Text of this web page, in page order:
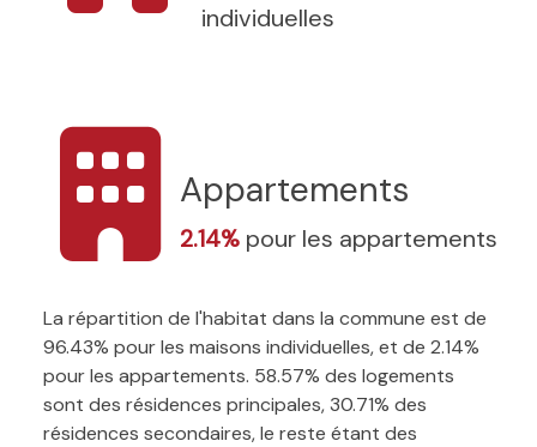
individuelles
Appartements
2.14% pour les appartements
La répartition de l'habitat dans la commune est de
96.43% pour les maisons individuelles, et de 2.14%
pour les appartements. 58.57% des logements
sont des résidences principales, 30.71% des
résidences secondaires, le reste étant des